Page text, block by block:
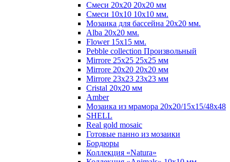
Смеси 20х20 20х20 мм
Смеси 10х10 10x10 мм.
Мозаика для бассейна 20x20 мм.
Alba 20x20 мм.
Flower 15x15 мм.
Pebble collection Произвольный
Mirrore 25х25 25x25 мм
Mirrore 20х20 20x20 мм
Mirrore 23х23 23x23 мм
Cristal 20х20 мм
Amber
Мозаика из мрамора 20х20/15х15/48х48
SHELL
Real gold mosaic
Готовые панно из мозаики
Бордюры
Коллекция «Natura»